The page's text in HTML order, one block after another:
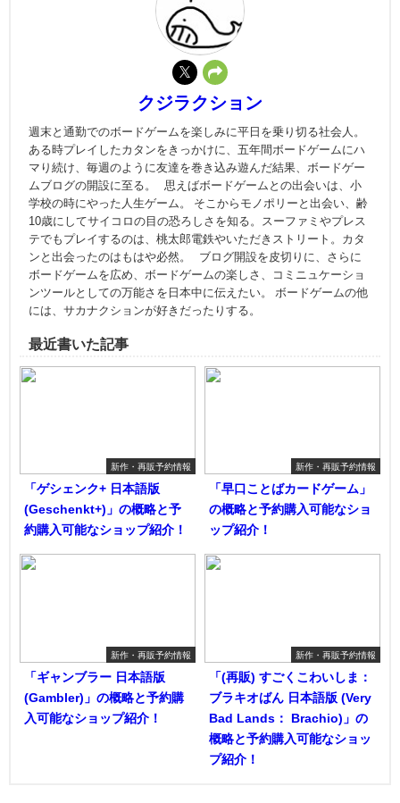
クジラクション
週末と通勤でのボードゲームを楽しみに平日を乗り切る社会人。
ある時プレイしたカタンをきっかけに、五年間ボードゲームにハ
マり続け、毎週のように友達を巻き込み遊んだ結果、ボードゲー
ムブログの開設に至る。 思えばボードゲームとの出会いは、小
学校の時にやった人生ゲーム。 そこからモノポリーと出会い、齢
10歳にしてサイコロの目の恐ろしさを知る。スーファミやプレス
テでもプレイするのは、桃太郎電鉄やいただきストリート。カタ
ンと出会ったのはもはや必然。 ブログ開設を皮切りに、さらに
ボードゲームを広め、ボードゲームの楽しさ、コミニュケーショ
ンツールとしての万能さを日本中に伝えたい。 ボードゲームの他
には、サカナクションが好きだったりする。
最近書いた記事
新作・再販予約情報
「ゲシェンク+ 日本語版
(Geschenkt+)」の概略と予
約購入可能なショップ紹介！
新作・再販予約情報
「早口ことばカードゲーム」
の概略と予約購入可能なショ
ップ紹介！
新作・再販予約情報
「ギャンブラー 日本語版
(Gambler)」の概略と予約購
入可能なショップ紹介！
新作・再販予約情報
「(再販) すごくこわいしま：
ブラキオばん 日本語版 (Very
Bad Lands： Brachio)」の
概略と予約購入可能なショッ
プ紹介！